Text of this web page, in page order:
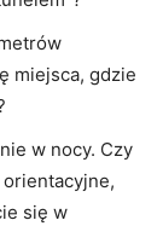
miejsca, gdzie
w nocy. Czy
się w